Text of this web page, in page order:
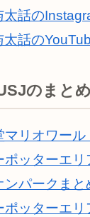
太話の
太話の
のまと
マリオワール
ポッターエリ
ンパークまと
ポッターエリ